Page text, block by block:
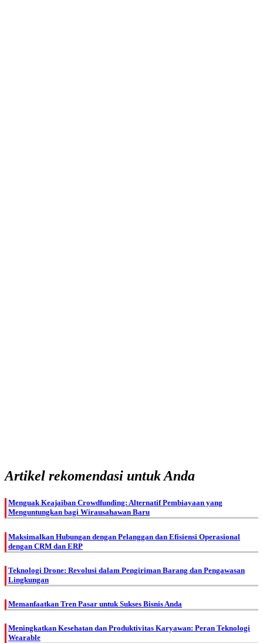
Artikel rekomendasi untuk Anda
Menguak Keajaiban Crowdfunding: Alternatif Pembiayaan yang
Menguntungkan bagi Wirausahawan Baru
Maksimalkan Hubungan dengan Pelanggan dan Efisiensi Operasional
dengan CRM dan ERP
Teknologi Drone: Revolusi dalam Pengiriman Barang dan Pengawasan
Lingkungan
Memanfaatkan Tren Pasar untuk Sukses Bisnis Anda
Meningkatkan Kesehatan dan Produktivitas Karyawan: Peran Teknologi
Wearable